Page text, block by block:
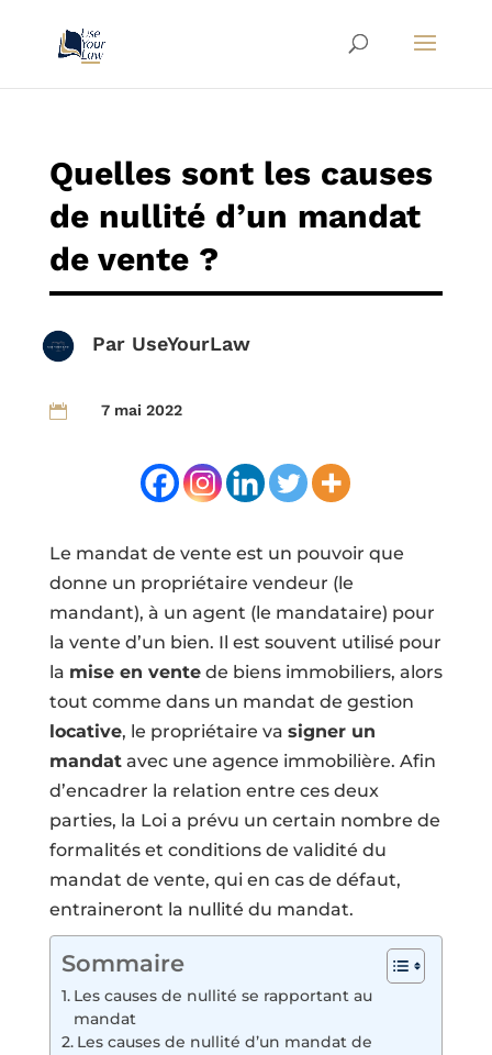
Quelles sont les causes
de nullité d’un mandat
de vente ?
Par UseYourLaw
 7 mai 2022
Le mandat de vente est un pouvoir que
donne un propriétaire vendeur (le
mandant), à un agent (le mandataire) pour
la vente d’un bien. Il est souvent utilisé pour
la mise en ventede biens immobiliers, alors
tout comme dans un mandat de gestion
locative, le propriétaire va signer un
mandatavec une agence immobilière. Afin
d’encadrer la relation entre ces deux
parties, la Loi a prévu un certain nombre de
formalités et conditions de validité du
mandat de vente, qui en cas de défaut,
entraineront la nullité du mandat.
Sommaire
Les causes de nullité se rapportant au
mandat
Les causes de nullité d’un mandat de